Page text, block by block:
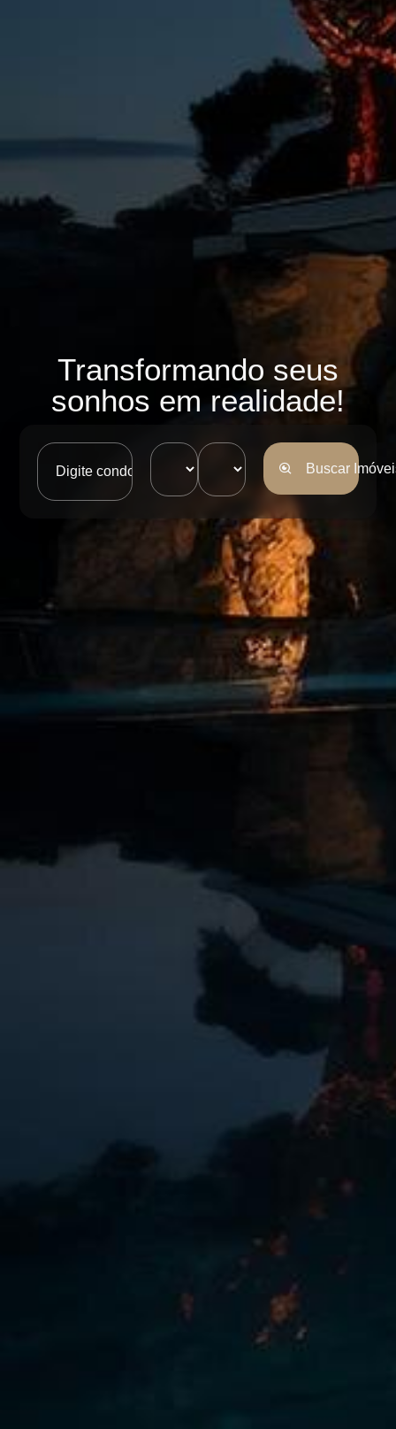
Transformando seus
sonhos em realidade!
Buscar